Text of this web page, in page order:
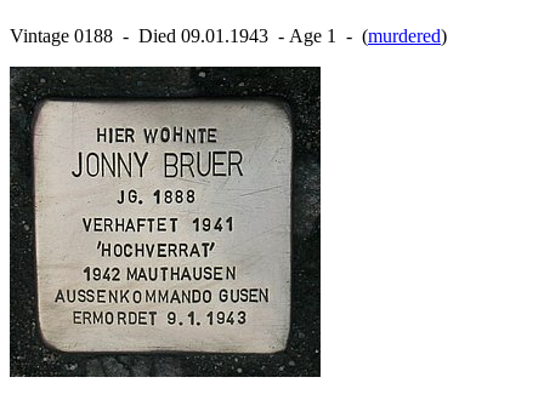
Vintage 0188 ‐ Died 09.01.1943 ‐ Age 1 ‐ (murdered)